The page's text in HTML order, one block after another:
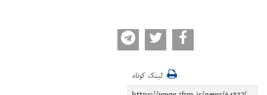
لینک کوتاه